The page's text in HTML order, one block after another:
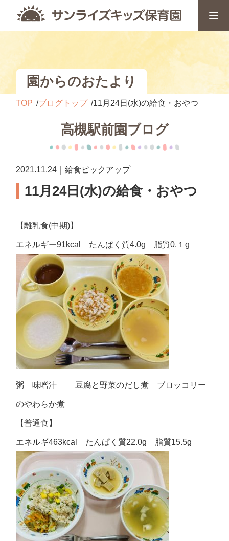
園からのおたより
TOP ブログトップ 11月24日(水)の給食・おやつ
高槻駅前園ブログ
2021.11.24｜給食ピックアップ
11月24日(水)の給食・おやつ
【離乳食(中期)】
エネルギー91kcal たんぱく質4.0g 脂質0.１g
粥 味噌汁 豆腐と野菜のだし煮 ブロッコリー
のやわらか煮
【普通食】
エネルギ463kcal たんぱく質22.0g 脂質15.5g